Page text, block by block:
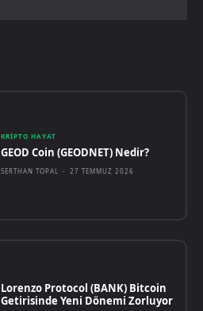
KRIPTO HAYAT
GEOD Coin (GEODNET) Nedir?
SERTHAN TOPAL - 27 TEMMUZ 2026
Lorenzo Protocol (BANK) Bitcoin
Getirisinde Yeni Dönemi Zorluyor